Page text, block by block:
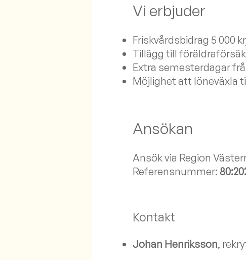
Vi erbjuder
Friskvårdsbidrag 5 000
Tillägg till
Extra semesterdagar
Möjlighet att löneväxla
Ansökan
Ansök via Region
Referensnummer:
Kontakt
Johan Henriksson,